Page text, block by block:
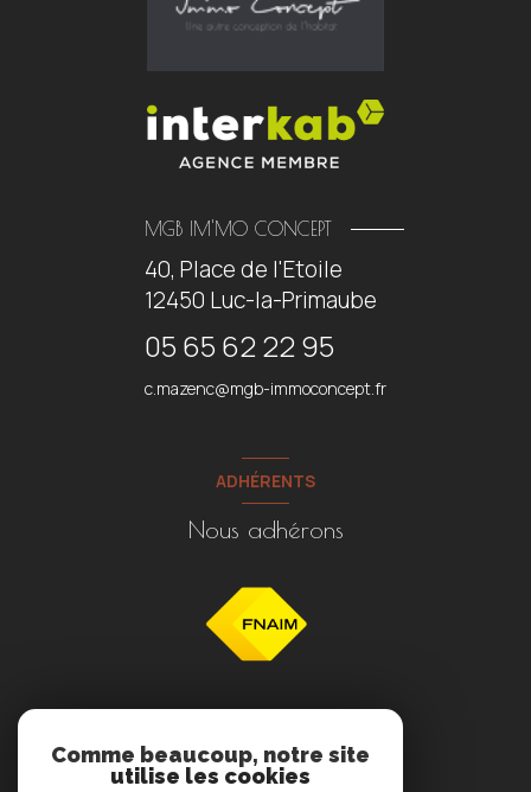
MGB IM'MO CONCEPT
40, Place de l'Etoile
12450 Luc-la-Primaube
05 65 62 22 95
c.mazenc@mgb-immoconcept.fr
ADHÉRENTS
Nous adhérons
Nous suivre
Comme beaucoup, notre site
utilise les cookies